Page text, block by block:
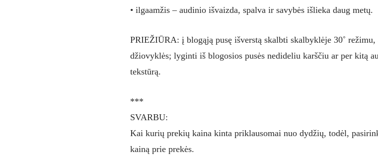
• ilgaamžis – audinio išvaizda, spalva ir savybės išlieka daug metų.
PRIEŽIŪRA: į blogąją pusę išverstą skalbti skalbyklėje 30˚
džiovyklės; lyginti iš blogosios pusės nedideliu karščiu ar per kitą
tekstūrą.
***
SVARBU:
Kai kurių prekių kaina kinta priklausomai nuo dydžių, todėl,
kainą prie prekės.